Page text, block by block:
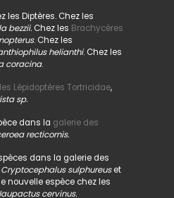
les Diptères. Chez les
bezzii. Chez les Brachycères
. Chez les
helianthi. Chez les
coracina.
Lépidoptères Tortricidae,
sp.
dans la galerie des
recticornis.
dans la galerie des
Cryptocephalus sulphureuset
nouvelle espèce chez les
cervinus.